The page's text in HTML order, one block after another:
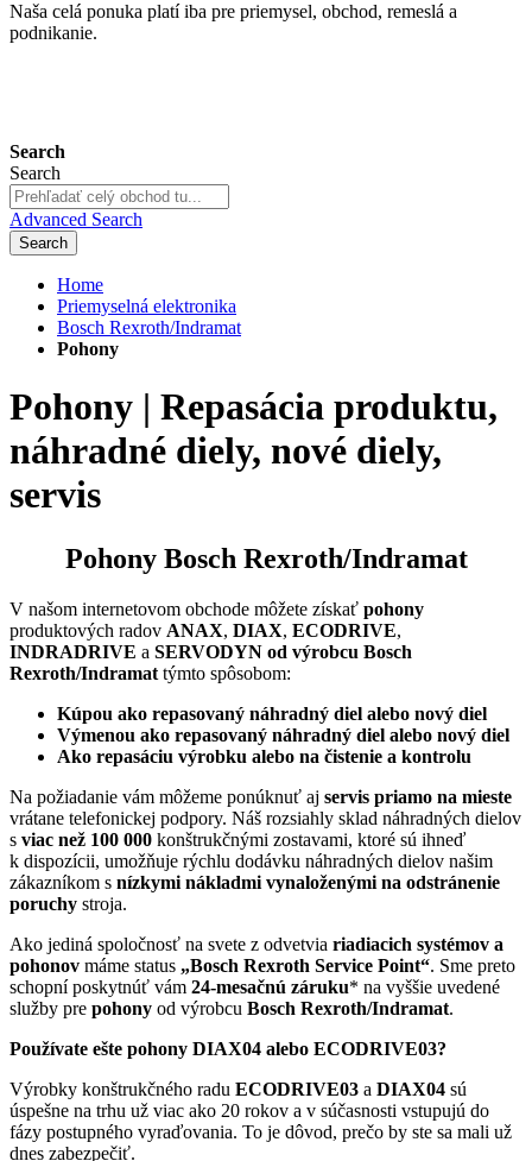
Naša celá ponuka platí iba pre priemysel, obchod, remeslá a
podnikanie.
Search
Search
Advanced Search
Search
Home
Priemyselná elektronika
Bosch Rexroth/Indramat
Pohony
Pohony | Repasácia produktu,
náhradné diely, nové diely,
servis
Pohony Bosch Rexroth/Indramat
V našom internetovom obchode môžete získať pohony
produktových radov ANAX, DIAX, ECODRIVE,
INDRADRIVE a SERVODYN od výrobcu Bosch
Rexroth/Indramat týmto spôsobom:
Kúpou ako repasovaný náhradný diel alebo nový diel
Výmenou ako repasovaný náhradný diel alebo nový diel
Ako repasáciu výrobku alebo na čistenie a kontrolu
Na požiadanie vám môžeme ponúknuť aj servis priamo na mieste
vrátane telefonickej podpory. Náš rozsiahly sklad náhradných dielov
s viac než 100 000 konštrukčnými zostavami, ktoré sú ihneď
k dispozícii, umožňuje rýchlu dodávku náhradných dielov našim
zákazníkom s nízkymi nákladmi vynaloženými na odstránenie
poruchy stroja.
Ako jediná spoločnosť na svete z odvetvia riadiacich systémov a
pohonov máme status „Bosch Rexroth Service Point“. Sme preto
schopní poskytnúť vám 24-mesačnú záruku* na vyššie uvedené
služby pre pohony od výrobcu Bosch Rexroth/Indramat.
Používate ešte pohony DIAX04 alebo ECODRIVE03?
Výrobky konštrukčného radu ECODRIVE03 a DIAX04 sú
úspešne na trhu už viac ako 20 rokov a v súčasnosti vstupujú do
fázy postupného vyraďovania. To je dôvod, prečo by ste sa mali už
dnes zabezpečiť.